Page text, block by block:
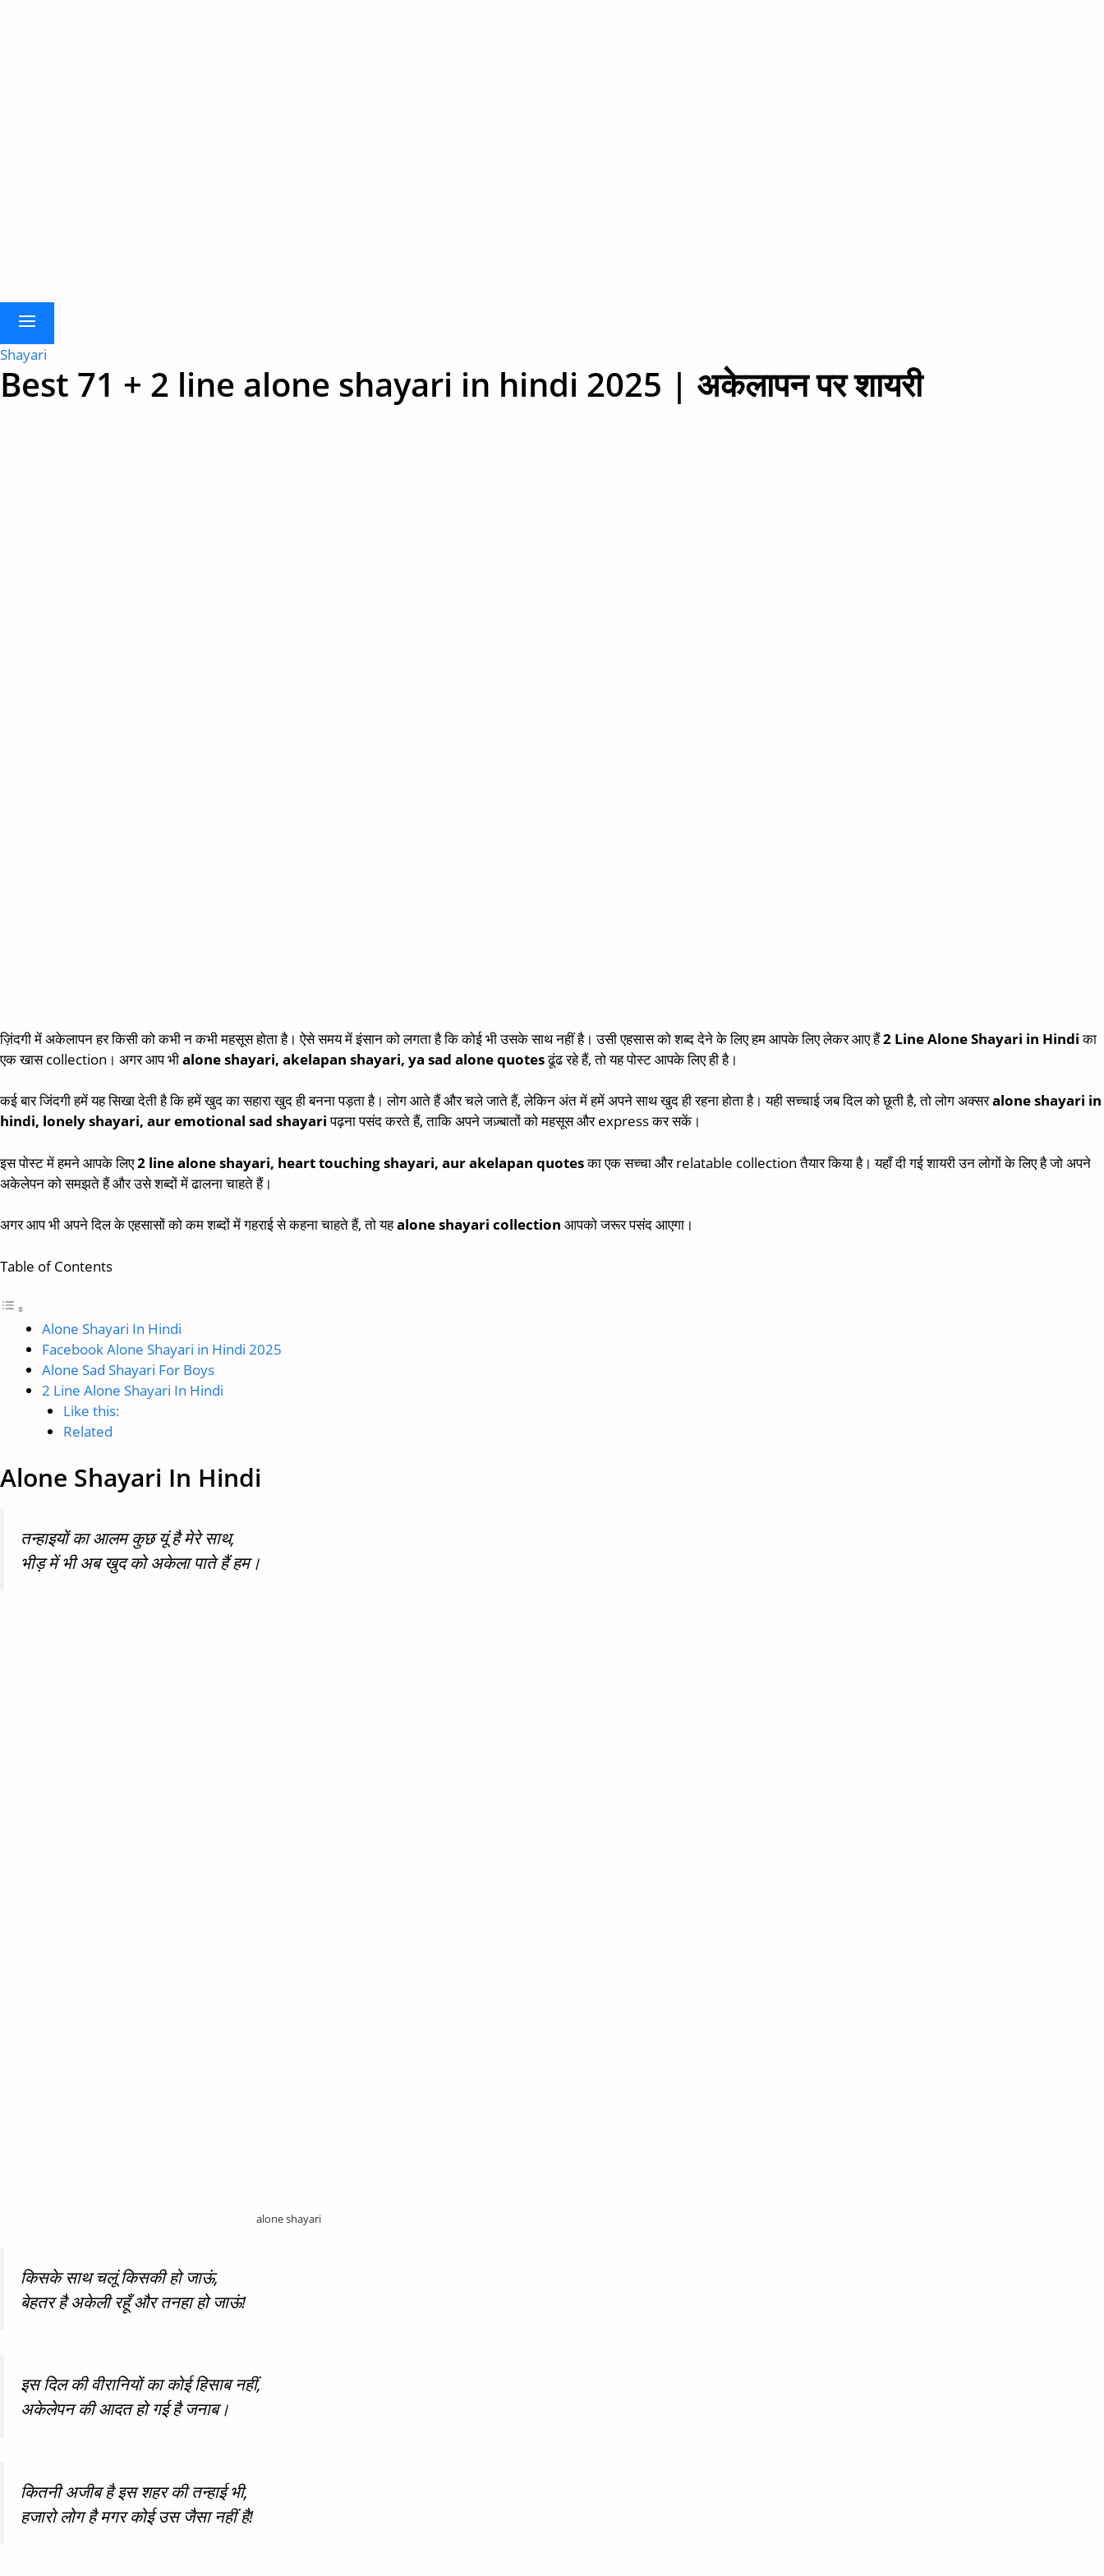
Shayari
Best 71 + 2 line alone shayari in hindi 2025 | अकेलापन पर शायरी
ज़िंदगी में अकेलापन हर किसी को कभी न कभी महसूस होता है। ऐसे समय में इंसान को लगता है कि कोई भी उसके साथ नहीं है। उसी एहसास को शब्द देने के लिए हम आपके लिए लेकर आए हैं2 Line Alone Shayari in Hindiका
एक खास collection। अगर आप भीalone shayari, akelapan shayari, ya sad alone quotesढूंढ रहे हैं, तो यह पोस्ट आपके लिए ही है।
कई बार जिंदगी हमें यह सिखा देती है कि हमें खुद का सहारा खुद ही बनना पड़ता है। लोग आते हैं और चले जाते हैं, लेकिन अंत में हमें अपने साथ खुद ही रहना होता है। यही सच्चाई जब दिल को छूती है, तो लोग अक्सरalone shayari in
hindi, lonely shayari, aur emotional sad shayariपढ़ना पसंद करते हैं, ताकि अपने जज़्बातों को महसूस और express कर सकें।
इस पोस्ट में हमने आपके लिए2 line alone shayari, heart touching shayari, aur akelapan quotesका एक सच्चा और relatable collection तैयार किया है। यहाँ दी गई शायरी उन लोगों के लिए है जो अपने
अकेलेपन को समझते हैं और उसे शब्दों में ढालना चाहते हैं।
अगर आप भी अपने दिल के एहसासों को कम शब्दों में गहराई से कहना चाहते हैं, तो यहalone shayari collection आपको जरूर पसंद आएगा।
Table of Contents
Alone Shayari In Hindi
Facebook Alone Shayari in Hindi 2025
Alone Sad Shayari For Boys
2 Line Alone Shayari In Hindi
Like this:
Related
Alone Shayari In Hindi
तन्हाइयों का आलम कुछ यूं है मेरे साथ,
भीड़ में भी अब खुद को अकेला पाते हैं हम।
alone shayari
किसके साथ चलूं किसकी हो जाऊं,
बेहतर है अकेली रहूँ और तनहा हो जाऊं!
इस दिल की वीरानियों का कोई हिसाब नहीं,
अकेलेपन की आदत हो गई है जनाब।
कितनी अजीब है इस शहर की तन्हाई भी,
हजारो लोग है मगर कोई उस जैसा नहीं है!